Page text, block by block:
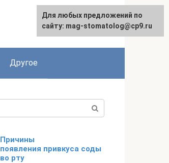
Другое
Причины
появления привкуса соды
во рту
Для любых предложений по
сайту: mag-stomatolog@cp9.ru